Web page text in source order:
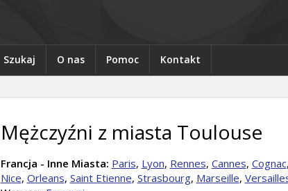
Szukaj O nas Pomoc Kontakt
Mężczyźni z miasta Toulouse
Francja - Inne Miasta: Paris, Lyon, Rennes, Cannes, Cognac,
Nice, Orleans, Saint Etienne, Strasbourg, Marseille,